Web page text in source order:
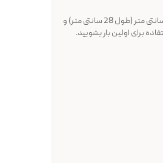
شامل: چاقوی نان 23 سانتی متر (طول 35 سانتی متر)، چاقوی آشپزی 15 سانتی متر (طول 28 سانتی متر) و